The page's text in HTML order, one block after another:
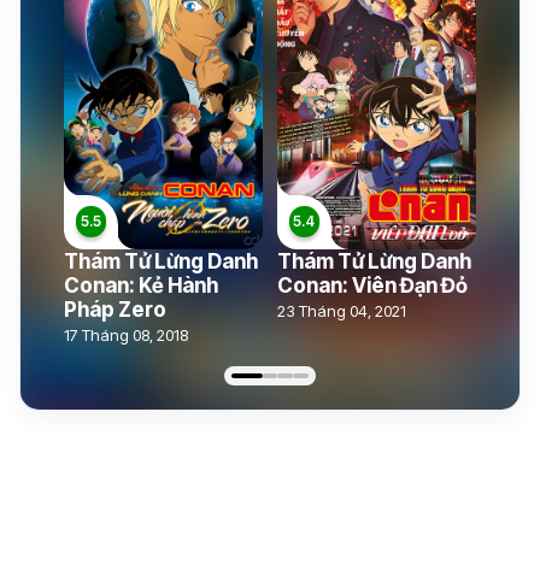
Thám Tử Lừng Danh
Conan: Kẻ Hành
Pháp Zero
17 Tháng 08, 2018
Thám Tử Lừng Danh
Conan: Viên Đạn Đỏ
23 Tháng 04, 2021